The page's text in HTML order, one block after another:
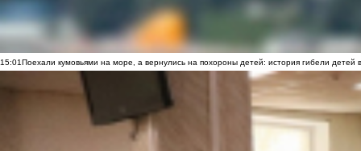
15:01Поехали кумовьями на море, а вернулись на похороны детей: история гибели детей